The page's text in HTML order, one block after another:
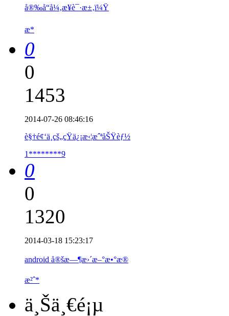
å®‰å“å¼‚æ­¥è¯·æ±‚ï¼Ÿ
æ*
0
0
1453
2014-07-26 08:46:16
è§†é¢‘ä¸­çš„çŸ­ä¿¡æ‹¦æˆªåŠŸèƒ½
1********9
0
0
1320
2014-03-18 15:23:17
android å®šæ—¶æ›´æ–°æ•°æ®
æ²ˆ*
ä¸Šä¸€é¡µ